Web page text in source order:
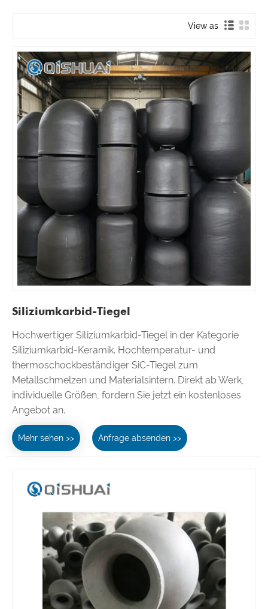
View as
Siliziumkarbid-Tiegel
Hochwertiger Siliziumkarbid-Tiegel in der Kategorie
Siliziumkarbid-Keramik. Hochtemperatur- und
thermoschockbeständiger SiC-Tiegel zum
Metallschmelzen und Materialsintern. Direkt ab Werk,
individuelle Größen, fordern Sie jetzt ein kostenloses
Angebot an.
Mehr sehen >> Anfrage absenden >>